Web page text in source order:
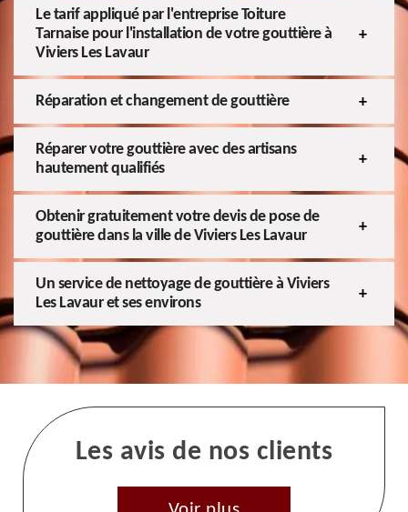
Le tarif appliqué par l'entreprise Toiture
Tarnaise pour l'installation de votre gouttière à
Viviers Les Lavaur
Réparation et changement de gouttière
Réparer votre gouttière avec des artisans
hautement qualifiés
Obtenir gratuitement votre devis de pose de
gouttière dans la ville de Viviers Les Lavaur
Un service de nettoyage de gouttière à Viviers
Les Lavaur et ses environs
Les avis de nos clients